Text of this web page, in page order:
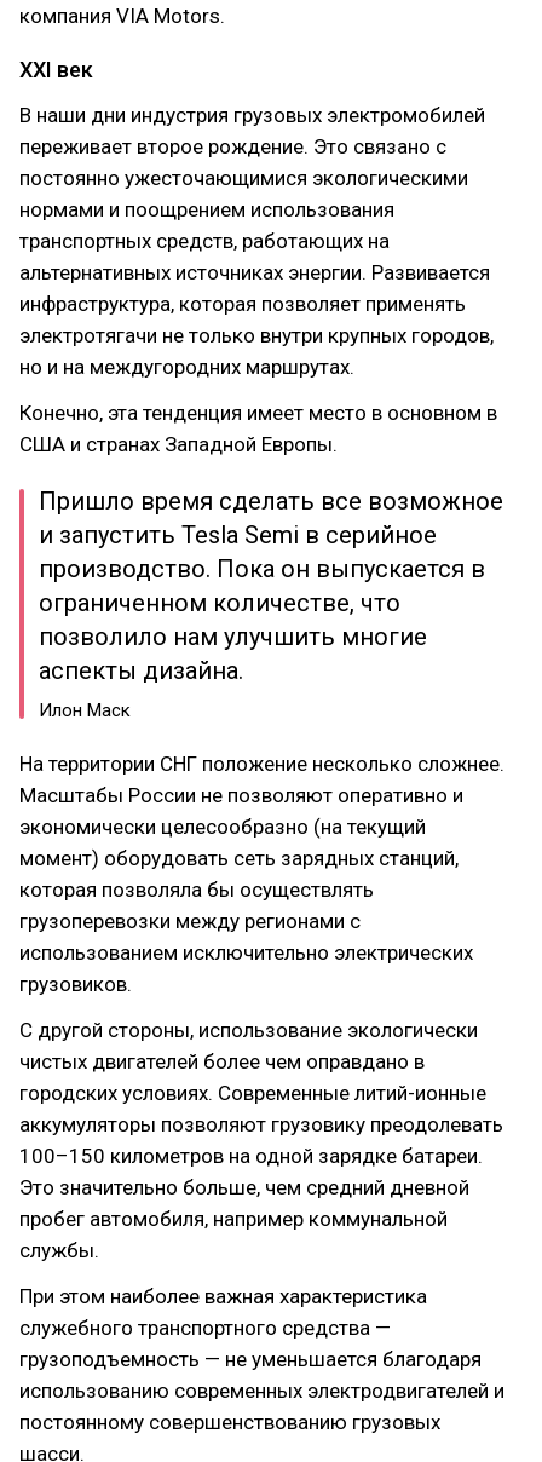
компания VIA Motors.
XXI век
В наши дни индустрия грузовых электромобилей
переживает второе рождение. Это связано с
постоянно ужесточающимися экологическими
нормами и поощрением использования
транспортных средств, работающих на
альтернативных источниках энергии. Развивается
инфраструктура, которая позволяет применять
электротягачи не только внутри крупных городов,
но и на междугородних маршрутах.
Конечно, эта тенденция имеет место в основном в
США и странах Западной Европы.
Пришло время сделать все возможное
и запустить Tesla Semi в серийное
производство. Пока он выпускается в
ограниченном количестве, что
позволило нам улучшить многие
аспекты дизайна.
Илон Маск
На территории СНГ положение несколько сложнее.
Масштабы России не позволяют оперативно и
экономически целесообразно (на текущий
момент) оборудовать сеть зарядных станций,
которая позволяла бы осуществлять
грузоперевозки между регионами с
использованием исключительно электрических
грузовиков.
С другой стороны, использование экологически
чистых двигателей более чем оправдано в
городских условиях. Современные литий-ионные
аккумуляторы позволяют грузовику преодолевать
100–150 километров на одной зарядке батареи.
Это значительно больше, чем средний дневной
пробег автомобиля, например коммунальной
службы.
При этом наиболее важная характеристика
служебного транспортного средства —
грузоподъемность — не уменьшается благодаря
использованию современных электродвигателей и
постоянному совершенствованию грузовых
шасси.